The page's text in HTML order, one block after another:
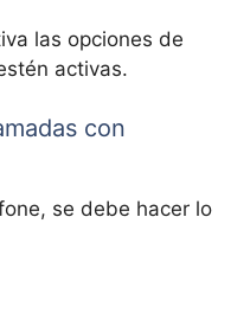
las opciones de
activas.
con
se debe hacer lo